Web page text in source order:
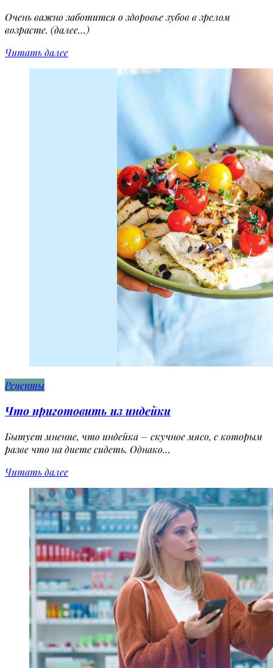
Очень важно заботится о здоровье зубов в зрелом
возрасте. (далее…)
Читать далее
Рецепты
Что приготовить из индейки
Бытует мнение, что индейка – скучное мясо, с которым
разве что на диете сидеть. Однако…
Читать далее